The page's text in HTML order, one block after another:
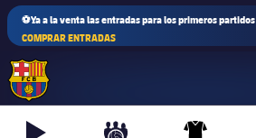
⚽Ya a la venta las entradas para los primeros partidos
COMPRAR ENTRADAS
b-play culers-ball uniform